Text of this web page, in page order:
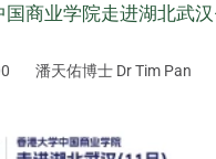
国商业学院走进湖北武
潘天佑博士 Dr Tim Pan